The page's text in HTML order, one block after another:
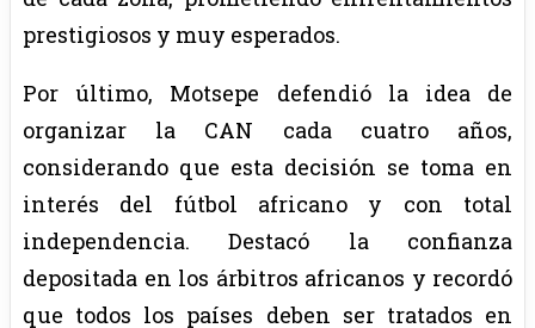
prestigiosos y muy esperados.
Por último, Motsepe defendió la idea de
organizar la CAN cada cuatro años,
considerando que esta decisión se toma en
interés del fútbol africano y con total
independencia. Destacó la confianza
depositada en los árbitros africanos y recordó
que todos los países deben ser tratados en